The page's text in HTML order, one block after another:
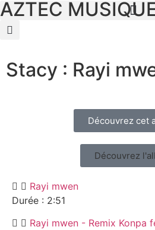
AZTEC
Stacy : Rayi
Découvrez cet
Découvrez
Rayi mwen
Durée : 2:51
Rayi mwen - Remix Konpa